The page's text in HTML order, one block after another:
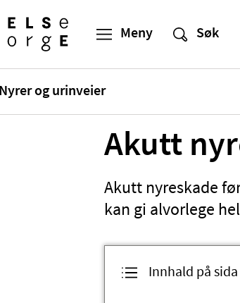
Nyrer og urinveier
Akutt
Akutt nyreskade
kan gi alvorlege
Innhald på sida